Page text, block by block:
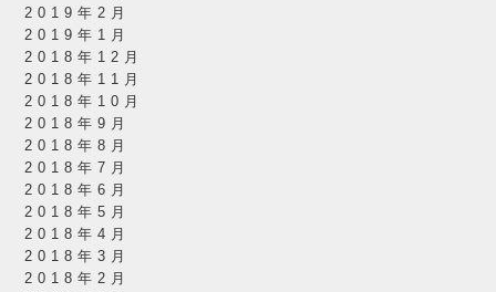
2019年2月
2019年1月
2018年12月
2018年11月
2018年10月
2018年9月
2018年8月
2018年7月
2018年6月
2018年5月
2018年4月
2018年3月
2018年2月